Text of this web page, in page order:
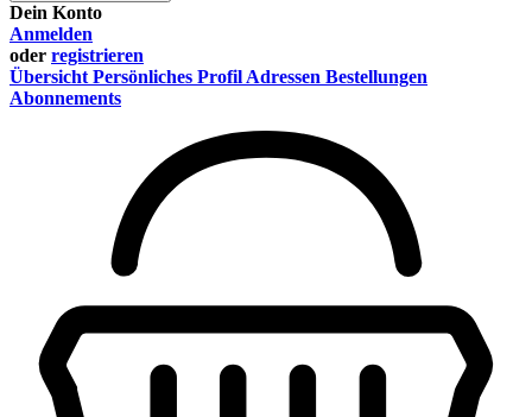
Dein Konto
Anmelden
oder registrieren
Übersicht Persönliches Profil Adressen Bestellungen
Abonnements